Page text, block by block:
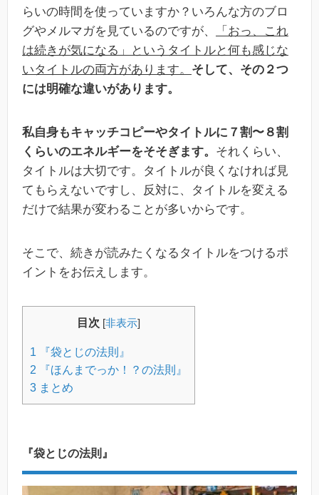
らいの時間を使っていますか？いろんな方のブロ
グやメルマガを見ているのですが、
「おっ、これ
は続きが気になる」というタイトルと何も感じな
いタイトルの両方があります。 そして、その２つ
には明確な違いがあります。
私自身もキャッチコピーやタイトルに７割〜８割
くらいのエネルギーをそそぎます。 それくらい、
タイトルは大切です。タイトルが良くなければ見
てもらえないですし、反対に、タイトルを変える
だけで結果が変わることが多いからです。
そこで、続きが読みたくなるタイトルをつけるポ
イントをお伝えします。
目次 [非表示]
1 『袋とじの法則』
2 『ほんまでっか！？の法則』
3 まとめ
『袋とじの法則』